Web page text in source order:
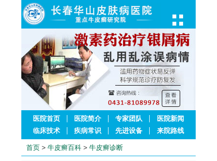
医院首页 医院简介 专家团队
医院新闻
临床技术
疾病常识 先进设备 来院路线
首页 > 牛皮癣百科 > 牛皮癣诊断